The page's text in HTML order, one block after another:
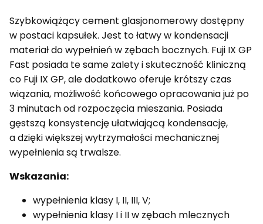
Szybkowiążący cement glasjonomerowy dostępny
w postaci kapsułek. Jest to łatwy w kondensacji
materiał do wypełnień w zębach bocznych. Fuji IX GP
Fast posiada te same zalety i skuteczność kliniczną
co Fuji IX GP, ale dodatkowo oferuje krótszy czas
wiązania, możliwość końcowego opracowania już po
3 minutach od rozpoczęcia mieszania. Posiada
gęstszą konsystencję ułatwiającą kondensację,
a dzięki większej wytrzymałości mechanicznej
wypełnienia są trwalsze.
Wskazania:
wypełnienia klasy I, II, III, V;
wypełnienia klasy I i II w zębach mlecznych